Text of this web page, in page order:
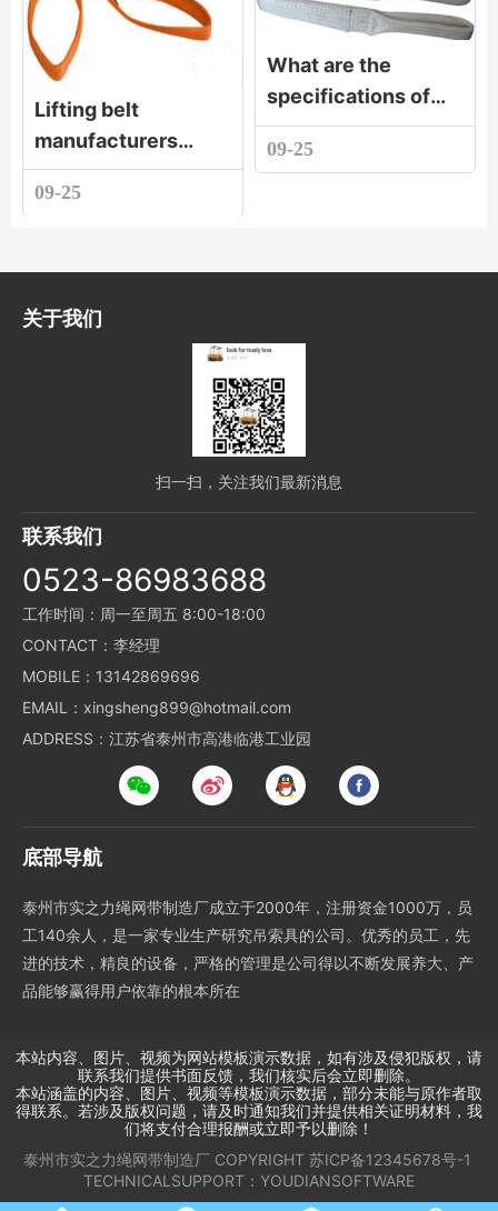
Lifting belt
manufacturers
show you the
thickness of lifting
09-25
What are the
specifications of
white
polypropylene
09-25
关于我们
扫一扫，关注我们最新消息
联系我们
0523-86983688
工作时间：周一至周五 8:00-18:00
CONTACT：李经理
MOBILE：13142869696
EMAIL：xingsheng899@hotmail.com
ADDRESS：江苏省泰州市高港临港工业园
底部导航
泰州市实之力绳网带制造厂成立于2000年，注册资金1000万，员
工140余人，是一家专业生产研究吊索具的公司。优秀的员工，先
进的技术，精良的设备，严格的管理是公司得以不断发展养大、产
品能够赢得用户依靠的根本所在
本站内容、图片、视频为网站模板演示数据，如有涉及侵犯版权，请
联系我们提供书面反馈，我们核实后会立即删除。
本站涵盖的内容、图片、视频等模板演示数据，部分未能与原作者取
得联系。若涉及版权问题，请及时通知我们并提供相关证明材料，我
们将支付合理报酬或立即予以删除！
泰州市实之力绳网带制造厂COPYRIGHT 苏ICP备12345678号-1
TECHNICALSUPPORT： YOUDIANSOFTWARE